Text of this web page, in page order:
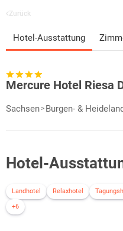
Zurück
Hotel-Ausstattung
Mercure Hotel Riesa
Sachsen Burgen- &
Hotel-
Landhotel Relaxhotel
+6